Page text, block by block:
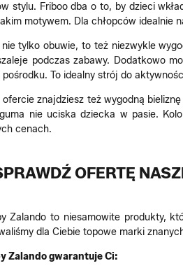
stylu. Friboo dba o to, by dzieci
motywem. Dla chłopców idealnie
nie tylko obuwie, to też niezwykle
podczas zabawy. Dodatkowo
pośrodku. To idealny strój do
znajdziesz też wygodną
nie uciska dziecka w pasie.
cenach.
OFERTĘ
Zalando to niesamowite produkty,
dla Ciebie topowe marki
Zalando gwarantuje Ci: